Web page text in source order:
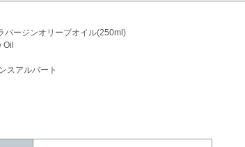
バージンオリーブオイル(250ml)
スアルバート